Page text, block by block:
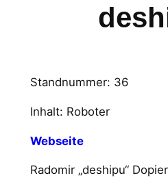
Standnummer: 36
Inhalt: Roboter
Webseite
Radomir „deshipu“